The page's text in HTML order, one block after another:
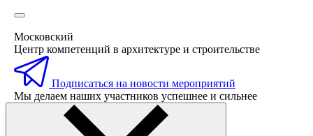
Московский
Центр компетенций в архитектуре и строительстве
Подписаться на новости мероприятий
Мы делаем наших участников успешнее и сильнее